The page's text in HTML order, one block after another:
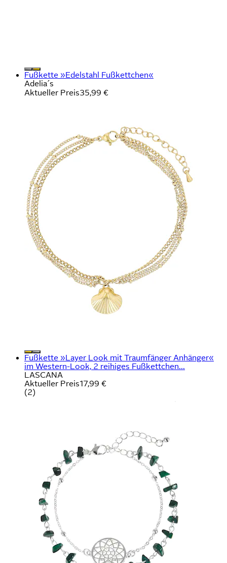
Fußkette »Edelstahl Fußkettchen«
Adelia´s
Aktueller Preis35,99 €
Fußkette »Layer Look mit Traumfänger Anhänger«
im Western-Look, 2 reihiges Fußkettchen...
LASCANA
Aktueller Preis17,99 €
(2)